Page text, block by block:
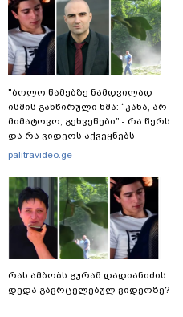
"ბოლო წამებზე ნამდვილად
ისმის განწირული ხმა: “კახა, არ
მიმატოვო, გეხვეწები” - რა წერს
და რა ვიდეოს აქვეყნებს
ადვოკატი, ტარიელ კაკაბაძე?
palitravideo.ge
რას ამბობს გურამ დადიანიძის
დედა გავრცელებულ ვიდეოზე?